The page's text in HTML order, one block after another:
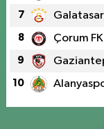
7
8 Çorum FK
9
10